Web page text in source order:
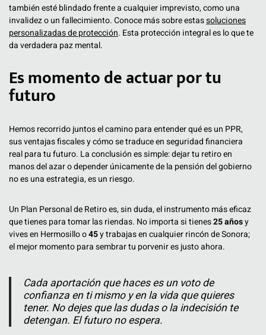
también esté blindado frente a cualquier imprevisto, como una
invalidez o un fallecimiento. Conoce más sobre estassoluciones
personalizadas de protección. Esta protección integral es lo que te
da verdadera paz mental.
Es momento de actuar por tu
futuro
Hemos recorrido juntos el camino para entender qué es un PPR,
sus ventajas fiscales y cómo se traduce en seguridad financiera
real para tu futuro. La conclusión es simple: dejar tu retiro en
manos del azar o depender únicamente de la pensión del gobierno
no es una estrategia, es un riesgo.
Un Plan Personal de Retiro es, sin duda, el instrumento más eficaz
que tienes para tomar las riendas. No importa si tienes25 añosy
vives en Hermosillo o45y trabajas en cualquier rincón de Sonora;
el mejor momento para sembrar tu porvenir es justo ahora.
Cada aportación que haces es un voto de
confianza en ti mismo y en la vida que quieres
tener. No dejes que las dudas o la indecisión te
detengan. El futuro no espera.